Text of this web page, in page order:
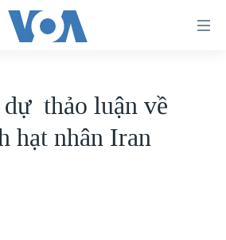
thảo luận về
hạt nhân Iran